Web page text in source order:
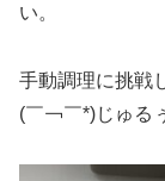
い。
手動調理に挑戦
(￣￢￣*)じゅる